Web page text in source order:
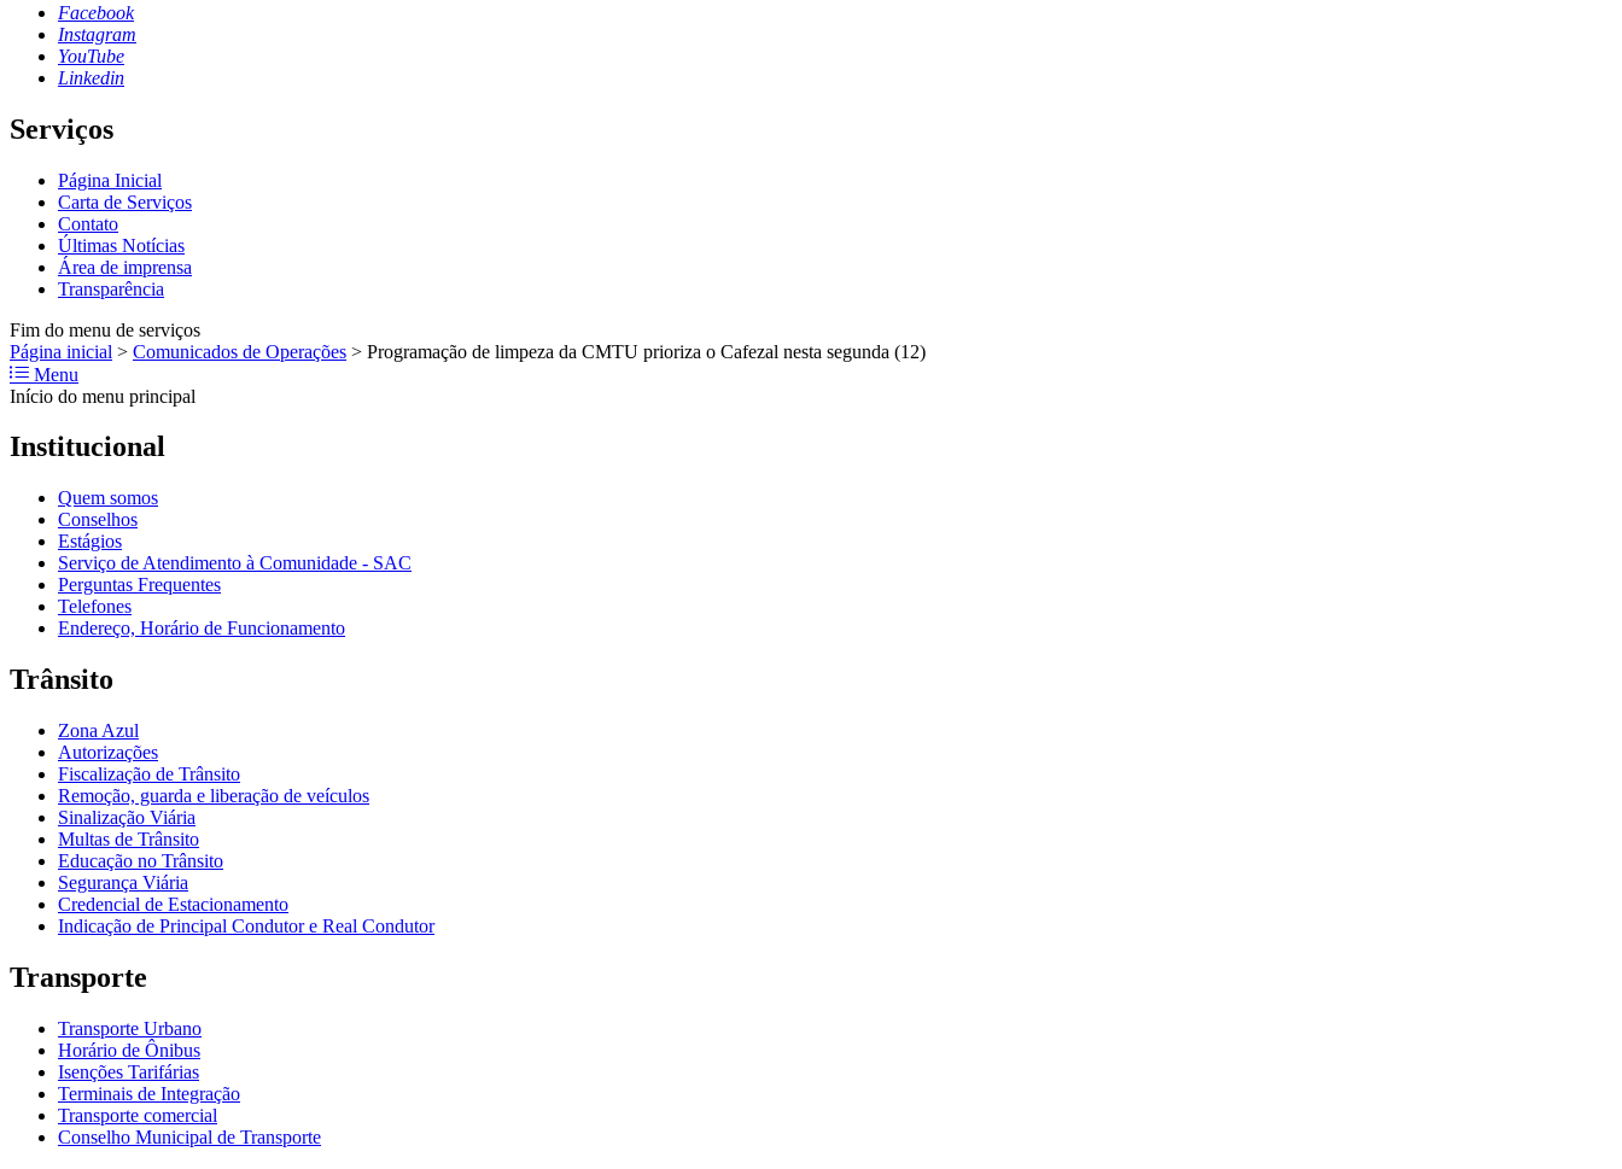
Facebook
Instagram
YouTube
Linkedin
Serviços
Página Inicial
Carta de Serviços
Contato
Últimas Notícias
Área de imprensa
Transparência
Fim do menu de serviços
Página inicial > Comunicados de Operações > Programação de limpeza da CMTU prioriza o Cafezal nesta segunda (12)
Menu
Início do menu principal
Institucional
Quem somos
Conselhos
Estágios
Serviço de Atendimento à Comunidade - SAC
Perguntas Frequentes
Telefones
Endereço, Horário de Funcionamento
Trânsito
Zona Azul
Autorizações
Fiscalização de Trânsito
Remoção, guarda e liberação de veículos
Sinalização Viária
Multas de Trânsito
Educação no Trânsito
Segurança Viária
Credencial de Estacionamento
Indicação de Principal Condutor e Real Condutor
Transporte
Transporte Urbano
Horário de Ônibus
Isenções Tarifárias
Terminais de Integração
Transporte comercial
Conselho Municipal de Transporte